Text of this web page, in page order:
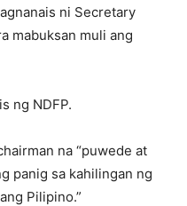
ni Secretary
mabuksan muli ang
ng NDFP.
na “puwede at
panig sa kahilingan ng
Pilipino.”